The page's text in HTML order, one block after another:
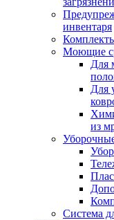
инвентаря
Моющие
Для
Для
из
Система